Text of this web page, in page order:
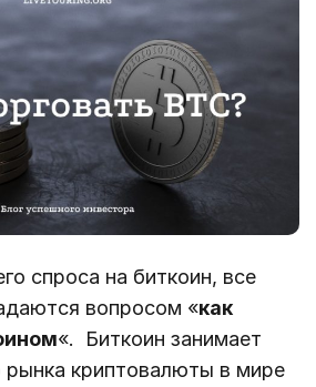
спроса на биткоин, все
вопросом «как
«. Биткоин занимает
рынка криптовалюты в мире